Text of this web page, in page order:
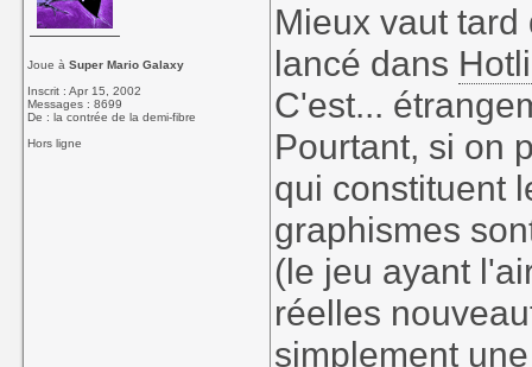
Joue àSuper Mario Galaxy
Inscrit : Apr 15, 2002
Messages : 8699
De : la contrée de la demi-fibre
Hors ligne
Mieux vaut
lancé dans
C'est...
Pourtant, si on
qui constituent
graphismes
(le jeu ayant
réelles
simplement